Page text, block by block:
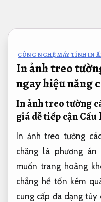
nội
dungCÔNG NGHỆ MÁY TÍNH IN
In ảnh treo
ngay hiệu năng
In ảnh treo tường
giá dễ tiếp cậnCấu
In ảnh treo tường
chăng là phương
muốn trang hoàng
chẳng hề tốn kém
cung cấp đa dạng